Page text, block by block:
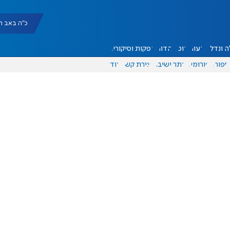
כ"ה באב תשפ"ו
ונדל"ן דעות אוכל יהדות הפקות וסיקורים
ספורט פורומים אתר ישיבה יצירת קשר עוד